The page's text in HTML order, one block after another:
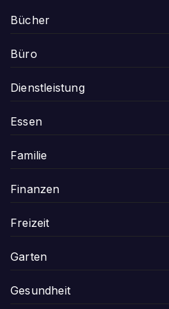
Bücher
Büro
Dienstleistung
Essen
Familie
Finanzen
Freizeit
Garten
Gesundheit